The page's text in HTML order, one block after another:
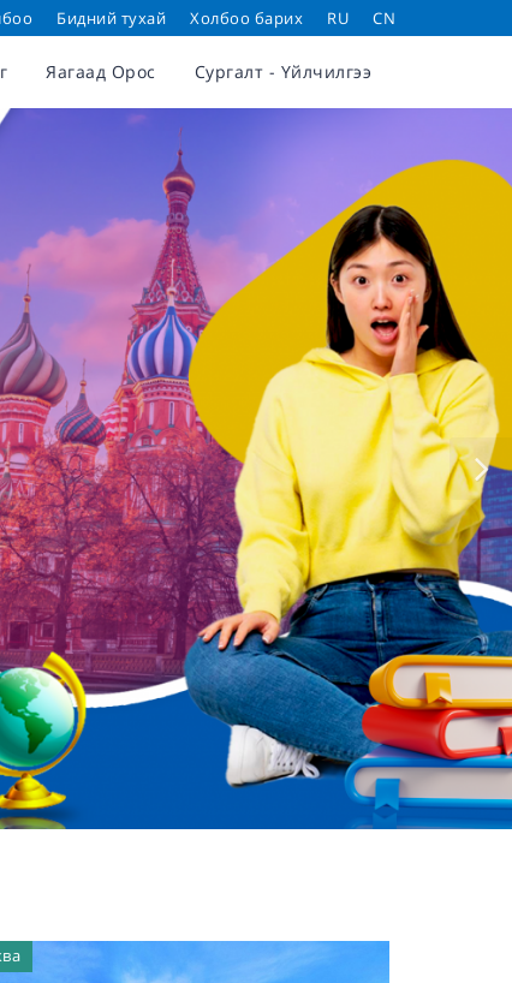
Бидний тухай Холбоо барих RU CN
Яагаад Орос Сургалт - Үйлчилгээ